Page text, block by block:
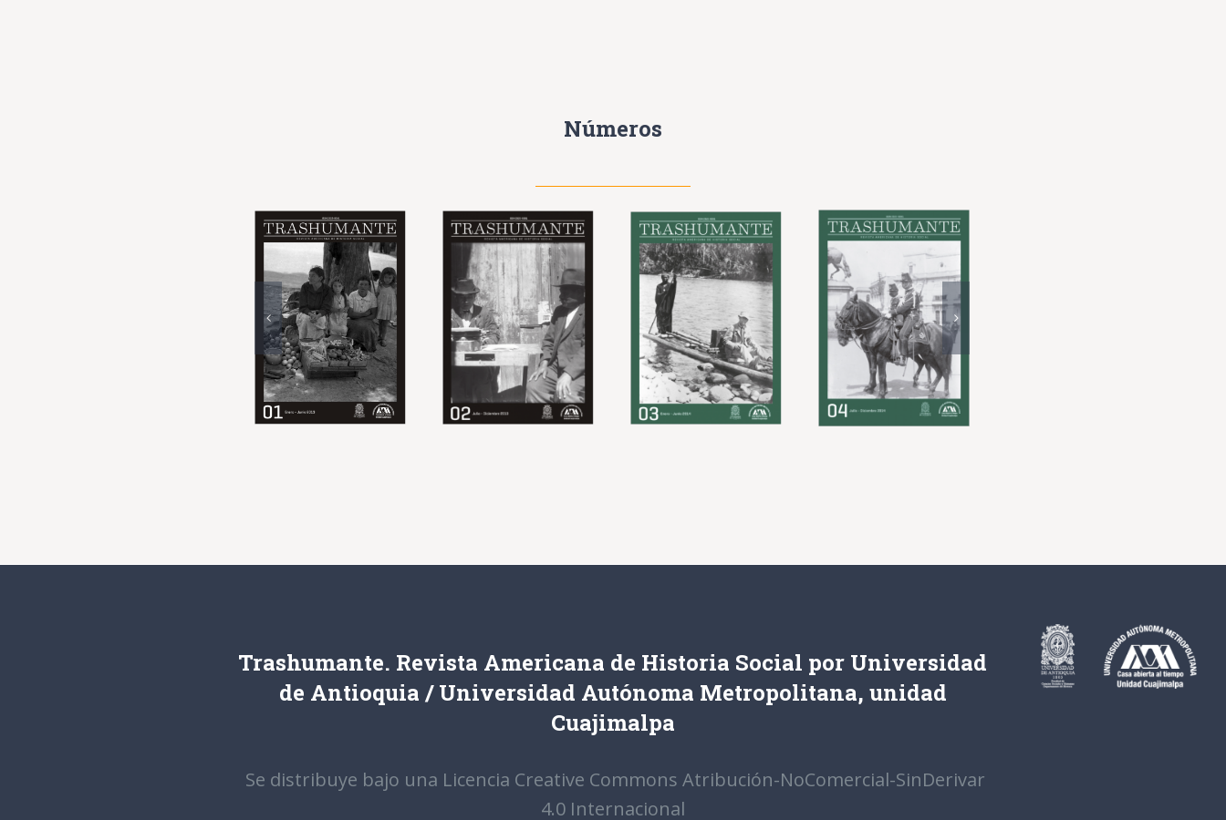
Números
Trashumante. Revista Americana de Historia Social por Universidad
de Antioquia / Universidad Autónoma Metropolitana, unidad
Cuajimalpa
Se distribuye bajo una Licencia Creative Commons Atribución-NoComercial-SinDerivar
4.0 Internacional